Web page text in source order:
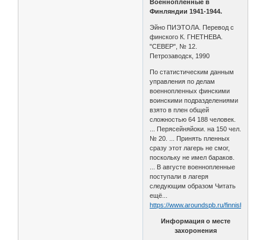
Военнопленные в
Финляндии 1941-1944.
Эйно ПИЭТОЛА. Перевод с
финского К. ГНЕТНЕВА.
"СЕВЕР", № 12.
Петрозаводск, 1990
По статистическим данным
управления по делам
военнопленных финскими
воинскими подразделениями
взято в плен общей
сложностью 64 188 человек.
... Перясейняйоки. на 150 чел.
№ 20. ... Принять пленных
сразу этот лагерь не смог,
поскольку не имел бараков.
... В августе военнопленные
поступали в лагеря
следующим образом Читать
ещё...
https://www.aroundspb.ru/finnish/
Информация о месте
захоронения